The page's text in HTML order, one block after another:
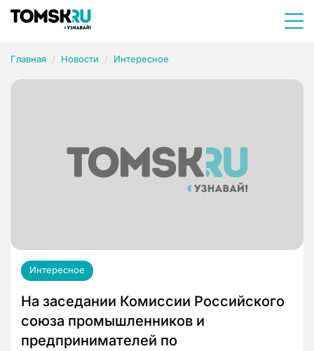
Главная Новости Интересное
Интересное
На заседании Комиссии Российского
союза промышленников и
предпринимателей по